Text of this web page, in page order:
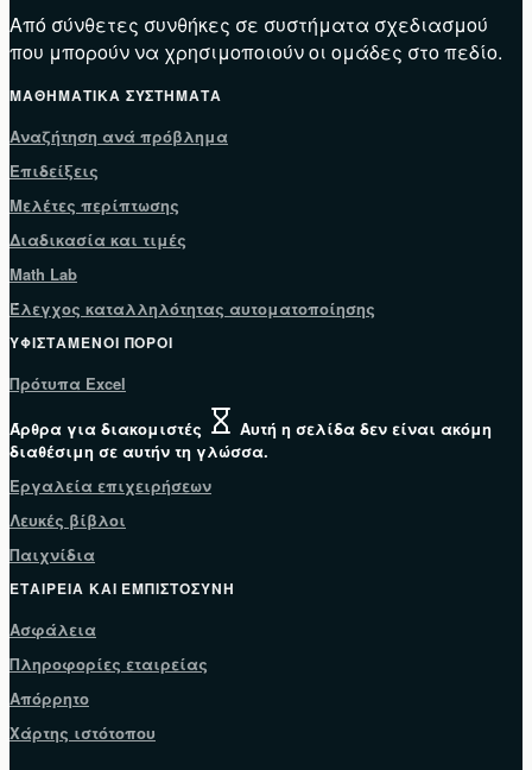
Από σύνθετες συνθήκες σε συστήματα σχεδιασμού
που μπορούν να χρησιμοποιούν οι ομάδες στο πεδίο.
ΜΑΘΗΜΑΤΙΚΆ ΣΥΣΤΉΜΑΤΑ
Αναζήτηση ανά πρόβλημα
Επιδείξεις
Μελέτες περίπτωσης
Διαδικασία και τιμές
Math Lab
Έλεγχος καταλληλότητας αυτοματοποίησης
ΥΦΙΣΤΆΜΕΝΟΙ ΠΌΡΟΙ
Πρότυπα Excel
Άρθρα για διακομιστές
Αυτή η σελίδα δεν είναι ακόμη
διαθέσιμη σε αυτήν τη γλώσσα.
Εργαλεία επιχειρήσεων
Λευκές βίβλοι
Παιχνίδια
ΕΤΑΙΡΕΊΑ ΚΑΙ ΕΜΠΙΣΤΟΣΎΝΗ
Ασφάλεια
Πληροφορίες εταιρείας
Απόρρητο
Χάρτης ιστότοπου